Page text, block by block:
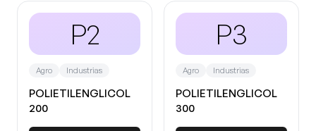
P2
Agro Industrias
POLIETILENGLICOL
200
P3
Agro Industrias
POLIETILENGLICOL
300